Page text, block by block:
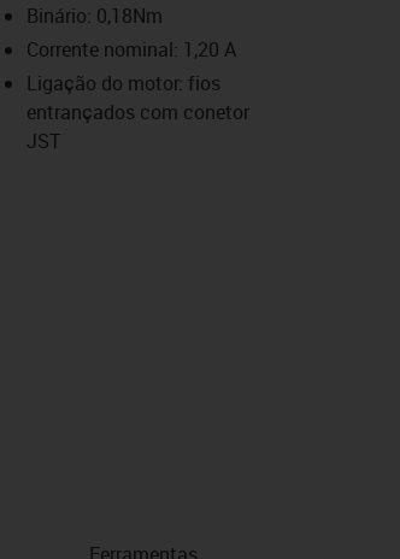
icon-lupe
icon-lupe
icon-lupe
icon-lupe
icon-arrow-right
Binário: 0,18Nm
Corrente nominal: 1,20 A
Ligação do motor: fios
entrançados com conetor
JST
Ferramentas